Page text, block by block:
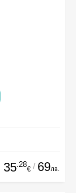
35.28
€ / 69лв.